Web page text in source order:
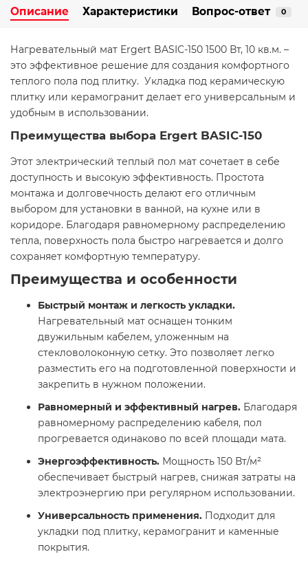
Описание Характеристики Вопрос-ответ 0
Нагревательный мат Ergert BASIC-150 1500 Вт, 10 кв.м. –
это эффективное решение для создания комфортного
теплого пола под плитку. Укладка под керамическую
плитку или керамогранит делает его универсальным и
удобным в использовании.
Преимущества выбора Ergert BASIC-150
Этот электрический теплый пол мат сочетает в себе
доступность и высокую эффективность. Простота
монтажа и долговечность делают его отличным
выбором для установки в ванной, на кухне или в
коридоре. Благодаря равномерному распределению
тепла, поверхность пола быстро нагревается и долго
сохраняет комфортную температуру.
Преимущества и особенности
Быстрый монтаж и легкость укладки.
Нагревательный мат оснащен тонким
двужильным кабелем, уложенным на
стекловолоконную сетку. Это позволяет легко
разместить его на подготовленной поверхности и
закрепить в нужном положении.
Равномерный и эффективный нагрев. Благодаря
равномерному распределению кабеля, пол
прогревается одинаково по всей площади мата.
Энергоэффективность. Мощность 150 Вт/м²
обеспечивает быстрый нагрев, снижая затраты на
электроэнергию при регулярном использовании.
Универсальность применения. Подходит для
укладки под плитку, керамогранит и каменные
покрытия.